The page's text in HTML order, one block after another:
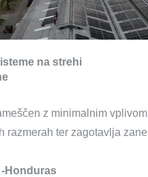
na strehi
z minimalnim
razmerah ter zagotavlja
-Honduras